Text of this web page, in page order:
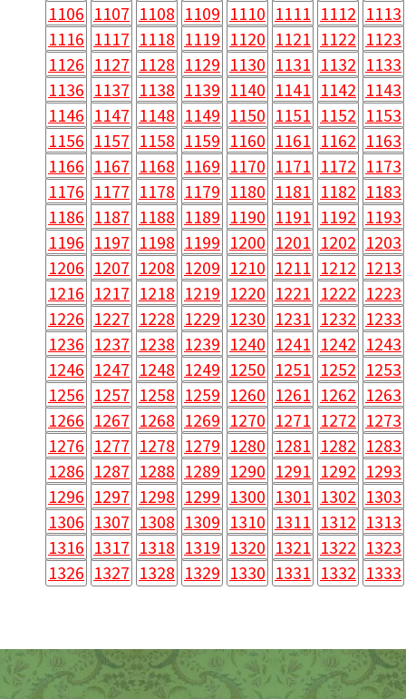
1106 1107 1108 1109 1110 1111 1112 1113
1116 1117 1118 1119 1120 1121 1122 1123
1126 1127 1128 1129 1130 1131 1132 1133
1136 1137 1138 1139 1140 1141 1142 1143
1146 1147 1148 1149 1150 1151 1152 1153
1156 1157 1158 1159 1160 1161 1162 1163
1166 1167 1168 1169 1170 1171 1172 1173
1176 1177 1178 1179 1180 1181 1182 1183
1186 1187 1188 1189 1190 1191 1192 1193
1196 1197 1198 1199 1200 1201 1202 1203
1206 1207 1208 1209 1210 1211 1212 1213
1216 1217 1218 1219 1220 1221 1222 1223
1226 1227 1228 1229 1230 1231 1232 1233
1236 1237 1238 1239 1240 1241 1242 1243
1246 1247 1248 1249 1250 1251 1252 1253
1256 1257 1258 1259 1260 1261 1262 1263
1266 1267 1268 1269 1270 1271 1272 1273
1276 1277 1278 1279 1280 1281 1282 1283
1286 1287 1288 1289 1290 1291 1292 1293
1296 1297 1298 1299 1300 1301 1302 1303
1306 1307 1308 1309 1310 1311 1312 1313
1316 1317 1318 1319 1320 1321 1322 1323
1326 1327 1328 1329 1330 1331 1332 1333